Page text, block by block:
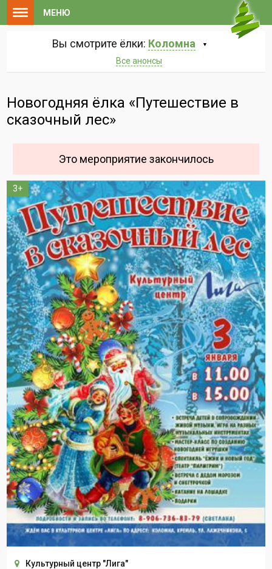
МЕНЮ
Вы смотрите ёлки: Коломна
Все анонсы
Новогодняя ёлка «Путешествие в
сказочный лес»
Это мероприятие закончилось
3+
Культурный центр "Лига"